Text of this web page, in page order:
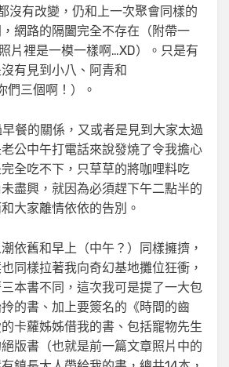
沒有改變，仍和上一次聚會同樣的
網路的隔闔完全不存在（附帶一
片裡是一模一樣啊…XD）。只是有
有見到小八、阿青和
三個啊！）。
餐的關係，又或者是見到大家太過
公中午打電話來說發燒了令我擔心
全吃不下，只草草的將咖哩料吃
盡興，就因為必須趕下午二點半的
大家離情依依的告別。
依舊和早上（中午？）同樣擁擠，
同樣拉著我向奇幻基地攤位狂衝，
本書不同，這次我可是提了一大包
的書、加上要簽名的《時間的齒
卡蘿姊姊借我的書、包括寵物先生
版書（也就是前一篇文章照片中的